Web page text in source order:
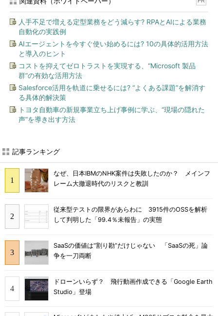
人手不足で増える定型業務をどう減らす? RPAとAIによる業務
自動化の実践例
AIエージェントを今すぐ使い始めるには? 10の具体的活用方法
と導入のヒント
コストを抑えてゼロトラストを実現する、“Microsoft 製品
群”の有効な活用方法
Salesforce活用を軌道に乗せるには? “よくある課題”を解消す
る具体的解決策
トヨタ自動車の新規事業立ち上げ事例に学ぶ、“現場の隠れた
声”を導き出す方法
記事ランキング
なぜ、日本IBMのNHK案件は失敗したのか？ メインフ
レーム大撤退時代のリスクと教訓
従来型テストの限界があらわに 3915件のOSSを解析
して判明した「99.4％未報告」の実態
SaaSの価値は“割り勘”だけじゃない 「SaaSの死」論
争を一刀両断
ドローンいらず？ 飛行動画作成できる「Google Earth
Studio」登場